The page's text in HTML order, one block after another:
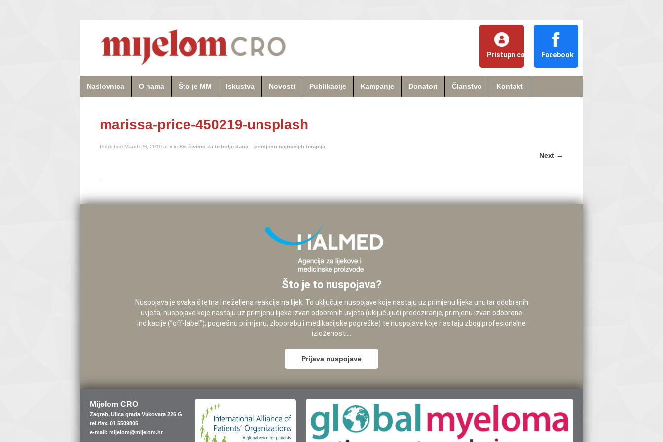
Pristupnica Facebook
Naslovnica O nama Što je MM Iskustva Novosti Publikacije Kampanje Donatori Članstvo Kontakt
marissa-price-450219-unsplash
Published March 26, 2019 at × in Svi živimo za te bolje dane – primjenu najnovijih terapija
Next →
Što je to nuspojava?
Nuspojava je svaka štetna i neželjena reakcija na lijek. To uključuje nuspojave koje nastaju uz primjenu lijeka unutar odobrenih
uvjeta, nuspojave koje nastaju uz primjenu lijeka izvan odobrenih uvjeta (uključujući predoziranje, primjenu izvan odobrene
indikacije (”off-label”), pogrešnu primjenu, zloporabu i medikacijske pogreške) te nuspojave koje nastaju zbog profesionalne
izloženosti...
Prijava nuspojave
Mijelom CRO
Zagreb, Ulica grada Vukovara 226 G
tel./fax. 01 5509805
e-mail: mijelom@mijelom.hr